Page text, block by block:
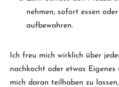
nehmen, sofort essen
aufbewahren.
Ich freu mich wirklich über
nachkocht oder etwas
mich daran teilhaben zu